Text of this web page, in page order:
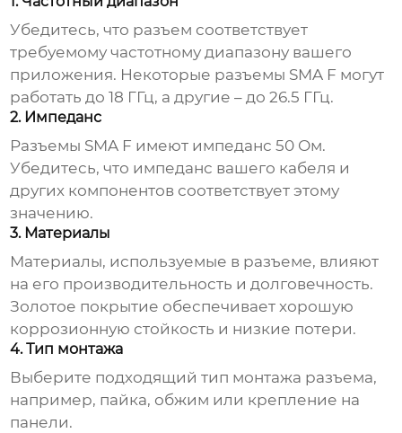
Убедитесь, что разъем соответствует
требуемому частотному диапазону вашего
приложения. Некоторые разъемы SMA F могут
работать до 18 ГГц, а другие – до 26.5 ГГц.
2. Импеданс
Разъемы SMA F имеют импеданс 50 Ом.
Убедитесь, что импеданс вашего кабеля и
других компонентов соответствует этому
значению.
3. Материалы
Материалы, используемые в разъеме, влияют
на его производительность и долговечность.
Золотое покрытие обеспечивает хорошую
коррозионную стойкость и низкие потери.
4. Тип монтажа
Выберите подходящий тип монтажа разъема,
например, пайка, обжим или крепление на
панели.